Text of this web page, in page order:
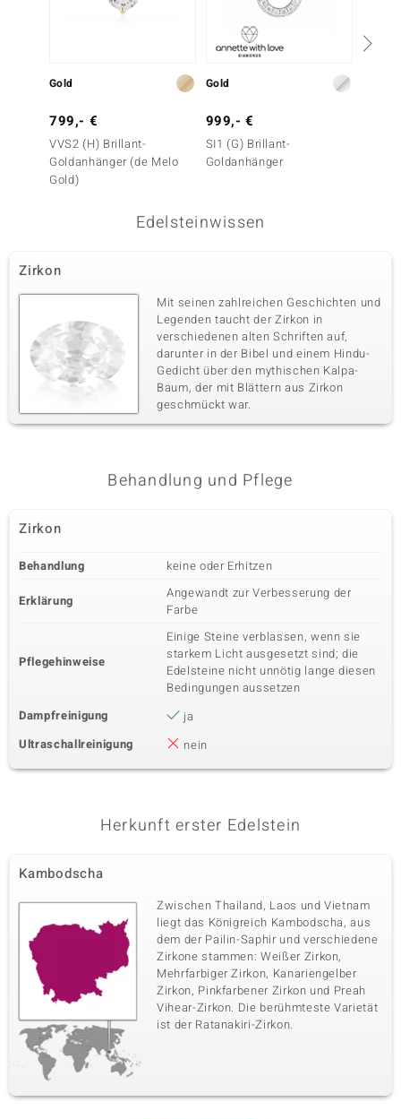
Gold
799,- €
VVS2 (H) Brillant-
Goldanhänger (de Melo
Gold)
Gold
999,- €
SI1 (G) Brillant-
Goldanhänger
Edelsteinwissen
Zirkon
Mit seinen zahlreichen Geschichten und
Legenden taucht der Zirkon in
verschiedenen alten Schriften auf,
darunter in der Bibel und einem Hindu-
Gedicht über den mythischen Kalpa-
Baum, der mit Blättern aus Zirkon
geschmückt war.
Behandlung und Pflege
Zirkon
Behandlung keine oder Erhitzen
Erklärung
Angewandt zur Verbesserung der
Farbe
Pflegehinweise
Einige Steine verblassen, wenn sie
starkem Licht ausgesetzt sind; die
Edelsteine nicht unnötig lange diesen
Bedingungen aussetzen
Dampfreinigung
ja
Ultraschallreinigung
nein
Herkunft erster Edelstein
Kambodscha
Zwischen Thailand, Laos und Vietnam
liegt das Königreich Kambodscha, aus
dem der Pailin-Saphir und verschiedene
Zirkone stammen: Weißer Zirkon,
Mehrfarbiger Zirkon, Kanariengelber
Zirkon, Pinkfarbener Zirkon und Preah
Vihear-Zirkon. Die berühmteste Varietät
ist der Ratanakiri-Zirkon.